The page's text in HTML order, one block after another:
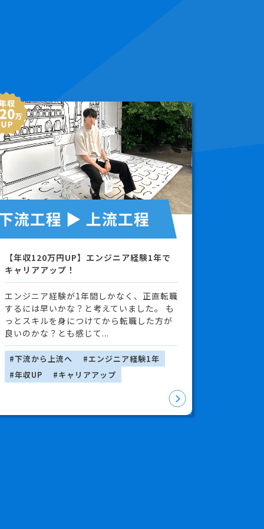
【年収120万円UP】エンジニア経験1年で
キャリアアップ！
エンジニア経験が1年間しかなく、正直転職
するには早いかな？と考えていました。 も
っとスキルを身につけてから転職した方が
良いのかな？とも感じて...
#下流から上流へ
#エンジニア経験1年
#年収UP
#キャリアアップ